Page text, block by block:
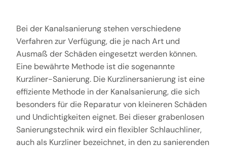
Bei der Kanalsanierung stehen verschiedene
Verfahren zur Verfügung, die je nach Art und
Ausmaß der Schäden eingesetzt werden können.
Eine bewährte Methode ist die sogenannte
Kurzliner-Sanierung. Die Kurzlinersanierung ist eine
effiziente Methode in der Kanalsanierung, die sich
besonders für die Reparatur von kleineren Schäden
und Undichtigkeiten eignet. Bei dieser grabenlosen
Sanierungstechnik wird ein flexibler Schlauchliner,
auch als Kurzliner bezeichnet, in den zu sanierenden